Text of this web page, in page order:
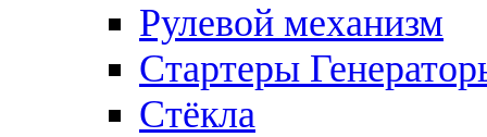
Рулевой механизм
Стартеры
Стёкла